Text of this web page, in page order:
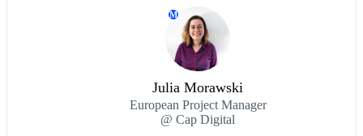
M
Julia Morawski
European Project Manager
@ Cap Digital